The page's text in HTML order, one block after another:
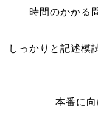
時間のかかる
しっかりと記述模
本番に向